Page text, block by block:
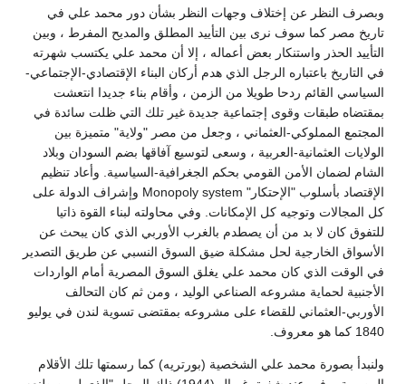
وبصرف النظر عن إختلاف وجهات النظر بشأن دور محمد علي في
تاريخ مصر كما سوف نرى بين التأييد المطلق والمديح المفرط ، وبين
التأييد الحذر واستنكار بعض أعماله ، إلا أن محمد علي يكتسب شهرته
في التاريخ باعتباره الرجل الذي هدم أركان البناء الإقتصادي-الإجتماعي-
السياسي القائم ردحا طويلا من الزمن ، وأقام بناء جديدا انتعشت
بمقتضاه طبقات وقوى إجتماعية جديدة غير تلك التي ظلت سائدة في
المجتمع المملوكي-العثماني ، وجعل من مصر "ولاية" متميزة بين
الولايات العثمانية-العربية ، وسعى لتوسيع آفاقها بضم السودان وبلاد
الشام لضمان الأمن القومي بحكم الجغرافية-السياسية. وأعاد تنظيم
الإقتصاد بأسلوب "الإحتكار" Monopoly system وإشراف الدولة على
كل المجالات وتوجيه كل الإمكانات. وفي محاولته لبناء القوة ذاتيا
للتفوق كان لا بد من أن يصطدم بالغرب الأوربي الذي كان يبحث عن
الأسواق الخارجية لحل مشكلة ضيق السوق النسبي عن طريق التصدير
في الوقت الذي كان محمد علي يغلق السوق المصرية أمام الواردات
الأجنبية لحماية مشروعه الصناعي الوليد ، ومن ثم كان التحالف
الأوربي-العثماني للقضاء على مشروعه بمقتضى تسوية لندن في يوليو
1840 كما هو معروف.
ولنبدأ بصورة محمد علي الشخصية (بورتريه) كما رسمتها تلك الأقلام